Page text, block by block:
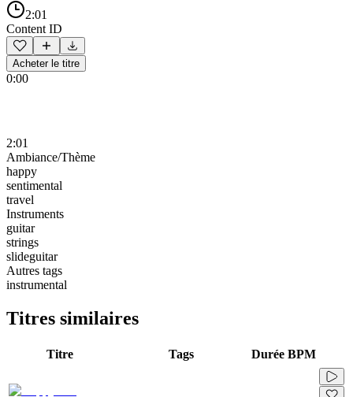
2:01
Content ID
Acheter le titre
0:00
2:01
Ambiance/Thème
happy
sentimental
travel
Instruments
guitar
strings
slideguitar
Autres tags
instrumental
Titres similaires
Titre Tags Durée BPM